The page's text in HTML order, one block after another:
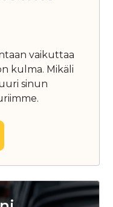
vaikuttaa
kulma. Mikäli
sinun